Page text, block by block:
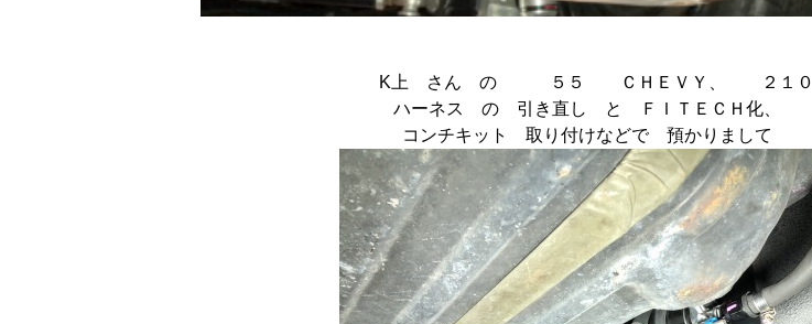
K上 さん の ５５ ＣＨＥＶＹ、 ２１０
ハーネス の 引き直し と ＦＩＴＥＣＨ化、
コンチキット 取り付けなどで 預かりまして